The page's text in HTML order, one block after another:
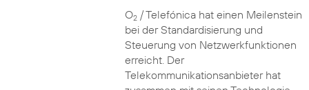
O2/ Telefónica hat einen Meilenstein
bei der Standardisierung und
Steuerung von Netzwerkfunktionen
erreicht. Der
Telekommunikationsanbieter hat